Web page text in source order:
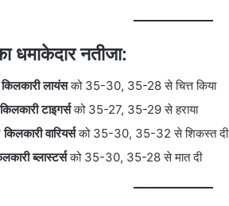
नतीजा:
किलकारी लायंसको 35-30, 35-28 से चित्त किया
किलकारी टाइगर्सको 35-27, 35-29 से हराया
किलकारी वारियर्सको 35-30, 35-32 से शिकस्त दी
ब्लास्टर्सको 35-30, 35-28 से मात दी